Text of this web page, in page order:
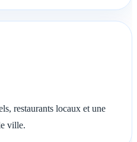
restaurants locaux et une
ville.